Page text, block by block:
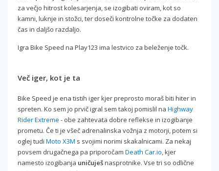
za večjo hitrost kolesarjenja, se izogibati oviram, kot so
kamni, luknje in stožci, ter doseči kontrolne točke za dodaten
čas in daljšo razdaljo.
Igra Bike Speed na Play123 ima lestvico za beleženje točk.
Več iger, kot je ta
Bike Speed je ena tistih iger kjer preprosto moraš biti hiter in
spreten. Ko sem jo prvič igral sem takoj pomislil na Highway
Rider Extreme - obe zahtevata dobre reflekse in izogibanje
prometu. Če ti je všeč adrenalinska vožnja z motorji, potem si
oglej tudi Moto X3M s svojimi norimi skakalnicami. Za nekaj
povsem drugačnega pa priporočam Death Car.io, kjer
namesto izogibanja uničuješnasprotnike. Vse tri so odlične